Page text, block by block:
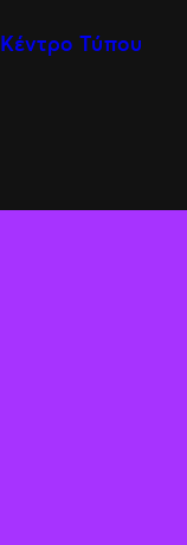
Κέντρο Τύπου